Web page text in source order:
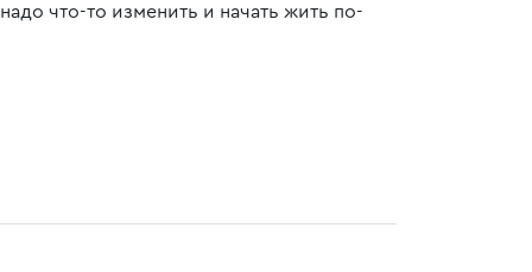
что-то изменить и начать жить по-